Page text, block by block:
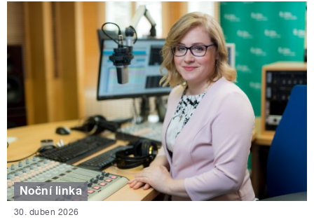
Noční linka
30. duben 2026